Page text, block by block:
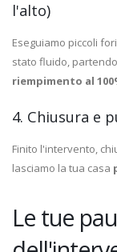
l'alto)
Eseguiamo piccoli
stato fluido, partendo
riempimento al
4. Chiusura e
Finito l'intervento,
lasciamo la tua casa
Le tue